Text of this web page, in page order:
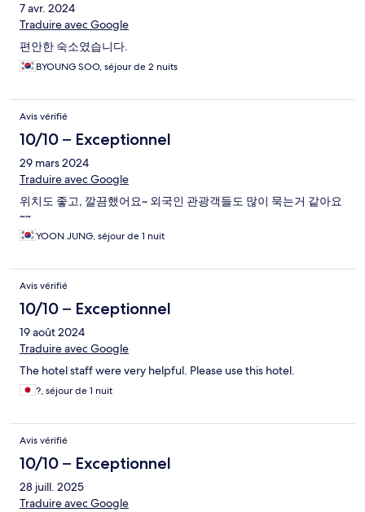
7 avr. 2024
Traduire avec Google
편안한 숙소였습니다.
BYOUNG SOO, séjour de 2 nuits
Avis vérifié
10/10 – Exceptionnel
29 mars 2024
Traduire avec Google
위치도 좋고, 깔끔했어요~ 외국인 관광객들도 많이 묵는거 같아요
~~
YOON JUNG, séjour de 1 nuit
Avis vérifié
10/10 – Exceptionnel
19 août 2024
Traduire avec Google
The hotel staff were very helpful. Please use this hotel.
?, séjour de 1 nuit
Avis vérifié
10/10 – Exceptionnel
28 juill. 2025
Traduire avec Google